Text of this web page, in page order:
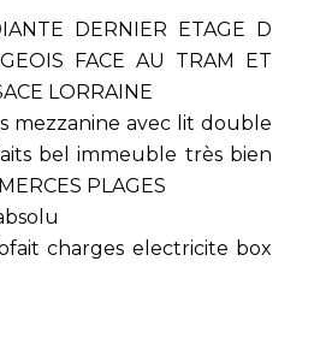
DERNIER ETAGE D
FACE AU TRAM ET
LORRAINE
mezzanine avec lit double
bel immeuble très bien
PLAGES
charges electricite box